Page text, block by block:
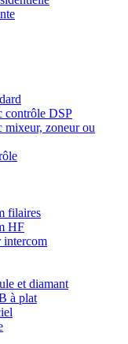
contrôle DSP
zoneur ou
filaires
HF
intercom
et diamant
à plat